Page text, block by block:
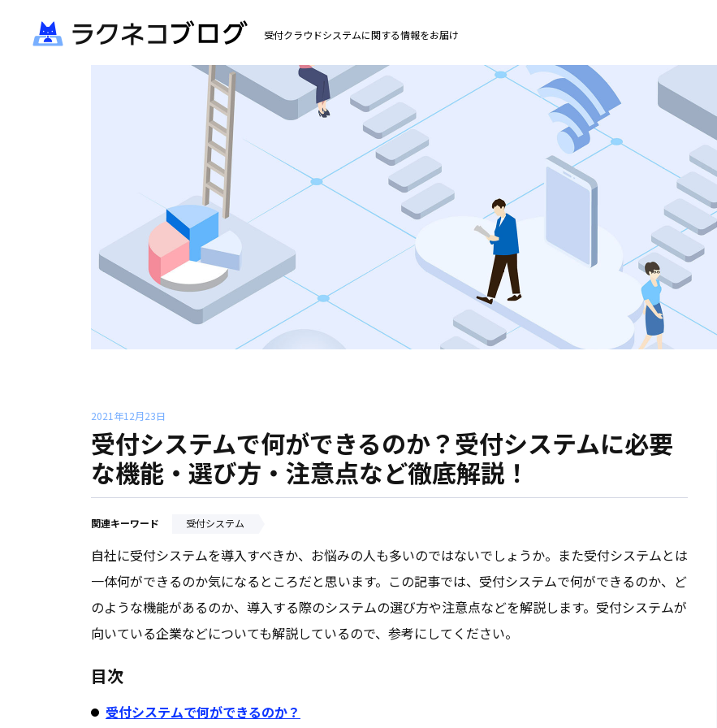
受付クラウドシステムに関する情報をお届け
2021年12月23日
受付システムで何ができるのか？受付システムに必要
な機能・選び方・注意点など徹底解説！
関連キーワード 受付システム
自社に受付システムを導入すべきか、お悩みの人も多いのではないでしょうか。また受付システムとは
一体何ができるのか気になるところだと思います。この記事では、受付システムで何ができるのか、ど
のような機能があるのか、導入する際のシステムの選び方や注意点などを解説します。受付システムが
向いている企業などについても解説しているので、参考にしてください。
目次
受付システムで何ができるのか？